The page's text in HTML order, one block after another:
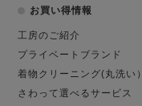
お買い得情報
工房のご紹介
プライベートブランド
着物クリーニング(丸洗い）
さわって選べるサービス